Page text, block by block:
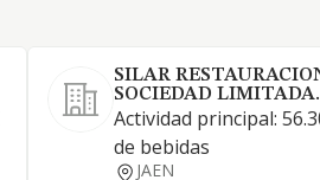
SILAR
SOCIEDAD LIMITADA.
Actividad principal:
de bebidas
JAEN